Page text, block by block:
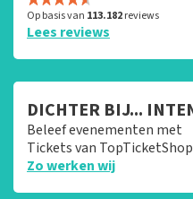
Op basis van 113.182reviews
Lees reviews
DICHTER BIJ...
Beleef evenementen met
Tickets van
Zo werken wij